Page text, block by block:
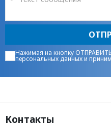
Нажимая на кнопку
персональных данныхи
Контакты